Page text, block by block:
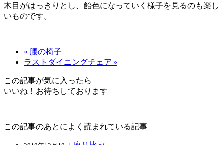
木目がはっきりとし、飴色になっていく様子を見るのも楽し
いものです。
« 腰の椅子
ラストダイニングチェア »
この記事が気に入ったら
いいね！お待ちしております
この記事のあとによく読まれている記事